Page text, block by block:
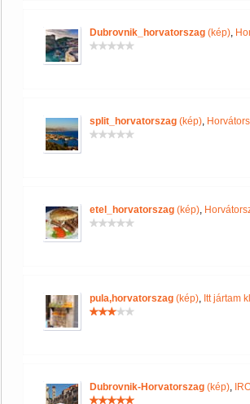
Dubrovnik_horvatorszag (kép),
split_horvatorszag (kép),
etel_horvatorszag (kép),
pula,horvatorszag (kép), Itt jártam
Dubrovnik-Horvatorszag (kép),